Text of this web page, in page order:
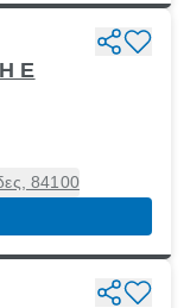
Ε
84100